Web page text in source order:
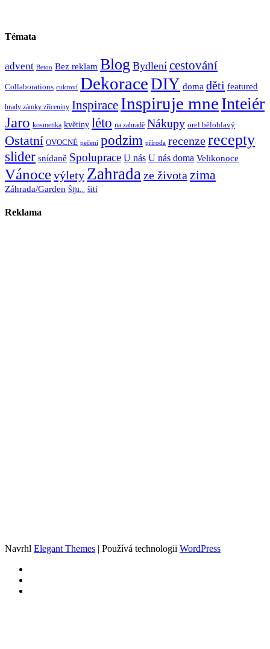
Témata
advent Beton Bez reklam Blog Bydlení cestování
Collaborations cukroví DekoraceDIY doma děti featured
hrady zámky zříceniny Inspirace Inspiruje mneInteiér
Jaro kosmetika květiny léto na zahradě Nákupy orel bělohlavý
Ostatní OVOCNÉ pečení podzim příroda recenzerecepty
slider snídaně Spoluprace U nás U nás doma Velikonoce
Vánocevýlety Zahrada ze života zima
Záhrada/Garden Šiju... šití
Reklama
Navrhl Elegant Themes | Používá technologii WordPress